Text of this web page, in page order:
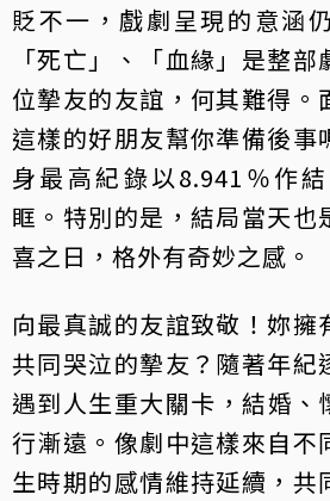
貶不一，戲劇呈現的意涵
「死亡」、「血緣」是整
位摯友的友誼，何其難得。
這樣的好朋友幫你準備後事
身最高紀錄以8.941％作
眶。特別的是，結局當天也
喜之日，格外有奇妙之感。
向最真誠的友誼致敬！妳擁
共同哭泣的摯友？隨著年紀
遇到人生重大關卡，結婚
行漸遠。像劇中這樣來自不
生時期的感情維持延續，共